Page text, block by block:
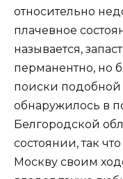
относительно
плачевное
называется,
перманентно, но
поиски
обнаружилось в
Белгородской
состоянии, так
Москву своим